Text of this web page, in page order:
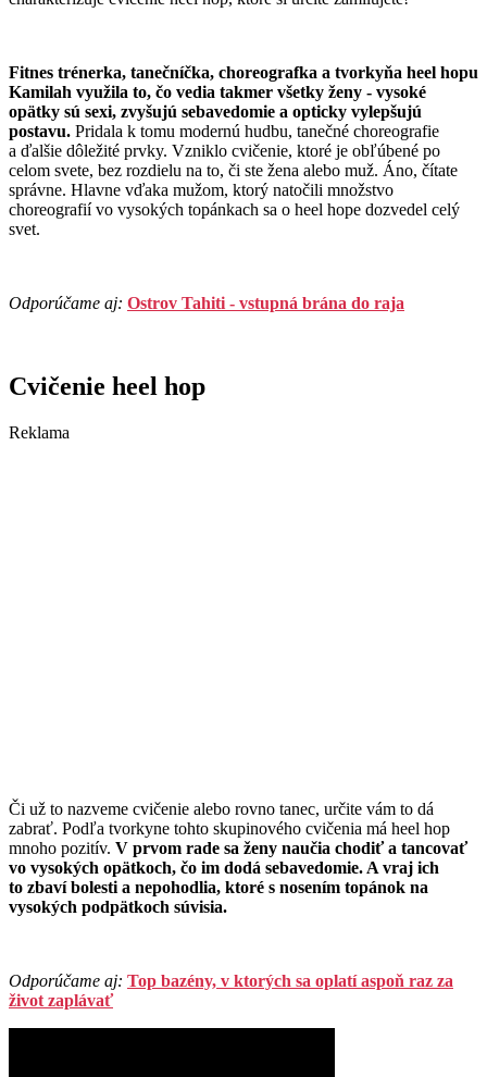
Fitnes trénerka, tanečníčka, choreografka a tvorkyňa heel hopu
Kamilah využila to, čo vedia takmer všetky ženy - vysoké
opätky sú sexi, zvyšujú sebavedomie a opticky vylepšujú
postavu. Pridala k tomu modernú hudbu, tanečné choreografie
a ďalšie dôležité prvky. Vzniklo cvičenie, ktoré je obľúbené po
celom svete, bez rozdielu na to, či ste žena alebo muž. Áno, čítate
správne. Hlavne vďaka mužom, ktorý natočili množstvo
choreografií vo vysokých topánkach sa o heel hope dozvedel celý
svet.
Odporúčame aj: Ostrov Tahiti - vstupná brána do raja
Cvičenie heel hop
Reklama
Či už to nazveme cvičenie alebo rovno tanec, určite vám to dá
zabrať. Podľa tvorkyne tohto skupinového cvičenia má heel hop
mnoho pozitív. V prvom rade sa ženy naučia chodiť a tancovať
vo vysokých opätkoch, čo im dodá sebavedomie. A vraj ich
to zbaví bolesti a nepohodlia, ktoré s nosením topánok na
vysokých podpätkoch súvisia.
Odporúčame aj: Top bazény, v ktorých sa oplatí aspoň raz za
život zaplávať